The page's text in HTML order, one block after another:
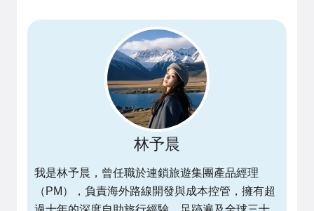
林予晨
我是林予晨，曾任職於連鎖旅遊集團產品經理
（PM），負責海外路線開發與成本控管，擁有超